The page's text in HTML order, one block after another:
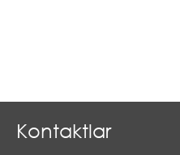
Kontaktlar